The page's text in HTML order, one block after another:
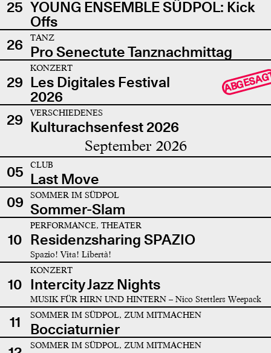
25 YOUNG ENSEMBLE SÜDPOL: Kick
Offs
26
TANZ
Pro Senectute Tanznachmittag
29
KONZERT
Les Digitales Festival
2026
29 VERSCHIEDENES
Kulturachsenfest 2026
September 2026
05 CLUB
Last Move
09
SOMMER IM SÜDPOL
Sommer-Slam
10
PERFORMANCE, THEATER
Residenzsharing SPAZIO
Spazio! Vita! Libertà!
10
KONZERT
Intercity Jazz Nights
MUSIK FÜR HIRN UND HINTERN – Nico Stettlers Weepack
11 SOMMER IM SÜDPOL, ZUM MITMACHEN
Bocciaturnier
SOMMER IM SÜDPOL, ZUM MITMACHEN